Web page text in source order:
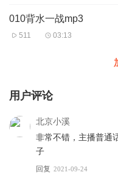
010背水一战mp3
511 03:13
用户评论
北京小溪
非常不错，主播普通
子
回复 2021-09-24